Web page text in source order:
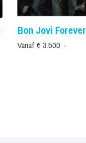
Bon Jovi Forever
Vanaf € 3.500, -